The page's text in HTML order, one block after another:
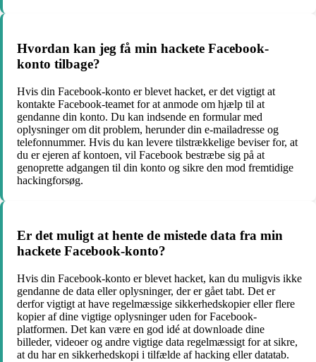
Hvordan kan jeg få min hackete Facebook-
konto tilbage?
Hvis din Facebook-konto er blevet hacket, er det vigtigt at
kontakte Facebook-teamet for at anmode om hjælp til at
gendanne din konto. Du kan indsende en formular med
oplysninger om dit problem, herunder din e-mailadresse og
telefonnummer. Hvis du kan levere tilstrækkelige beviser for, at
du er ejeren af kontoen, vil Facebook bestræbe sig på at
genoprette adgangen til din konto og sikre den mod fremtidige
hackingforsøg.
Er det muligt at hente de mistede data fra min
hackete Facebook-konto?
Hvis din Facebook-konto er blevet hacket, kan du muligvis ikke
gendanne de data eller oplysninger, der er gået tabt. Det er
derfor vigtigt at have regelmæssige sikkerhedskopier eller flere
kopier af dine vigtige oplysninger uden for Facebook-
platformen. Det kan være en god idé at downloade dine
billeder, videoer og andre vigtige data regelmæssigt for at sikre,
at du har en sikkerhedskopi i tilfælde af hacking eller datatab.